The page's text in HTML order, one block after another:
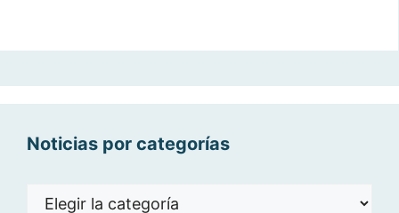
Noticias por categorías
Noticias